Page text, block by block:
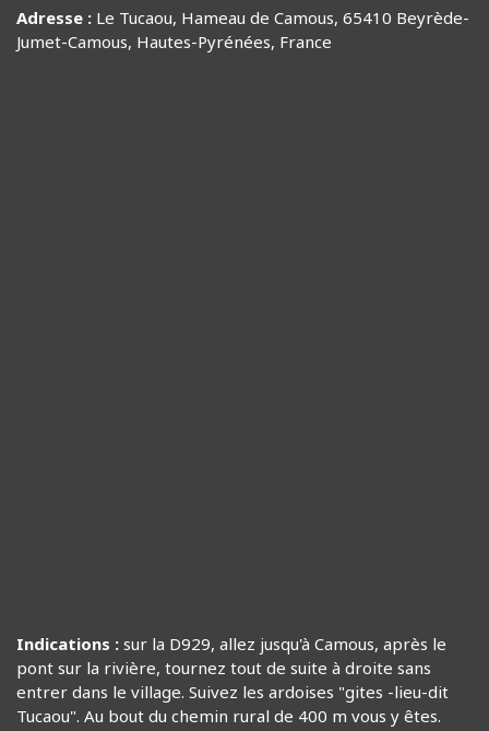
Adresse : Le Tucaou, Hameau de Camous, 65410 Beyrède-
Jumet-Camous, Hautes-Pyrénées, France
Indications : sur la D929, allez jusqu'à Camous, après le
pont sur la rivière, tournez tout de suite à droite sans
entrer dans le village. Suivez les ardoises "gites -lieu-dit
Tucaou". Au bout du chemin rural de 400 m vous y êtes.